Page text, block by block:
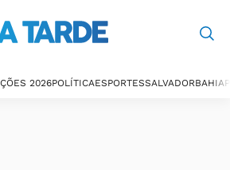
2026POLÍTICAESPORTESSALVADORBAHIA